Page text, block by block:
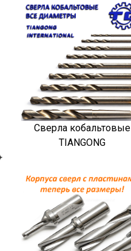
Сверла кобальтовые
TIANGONG